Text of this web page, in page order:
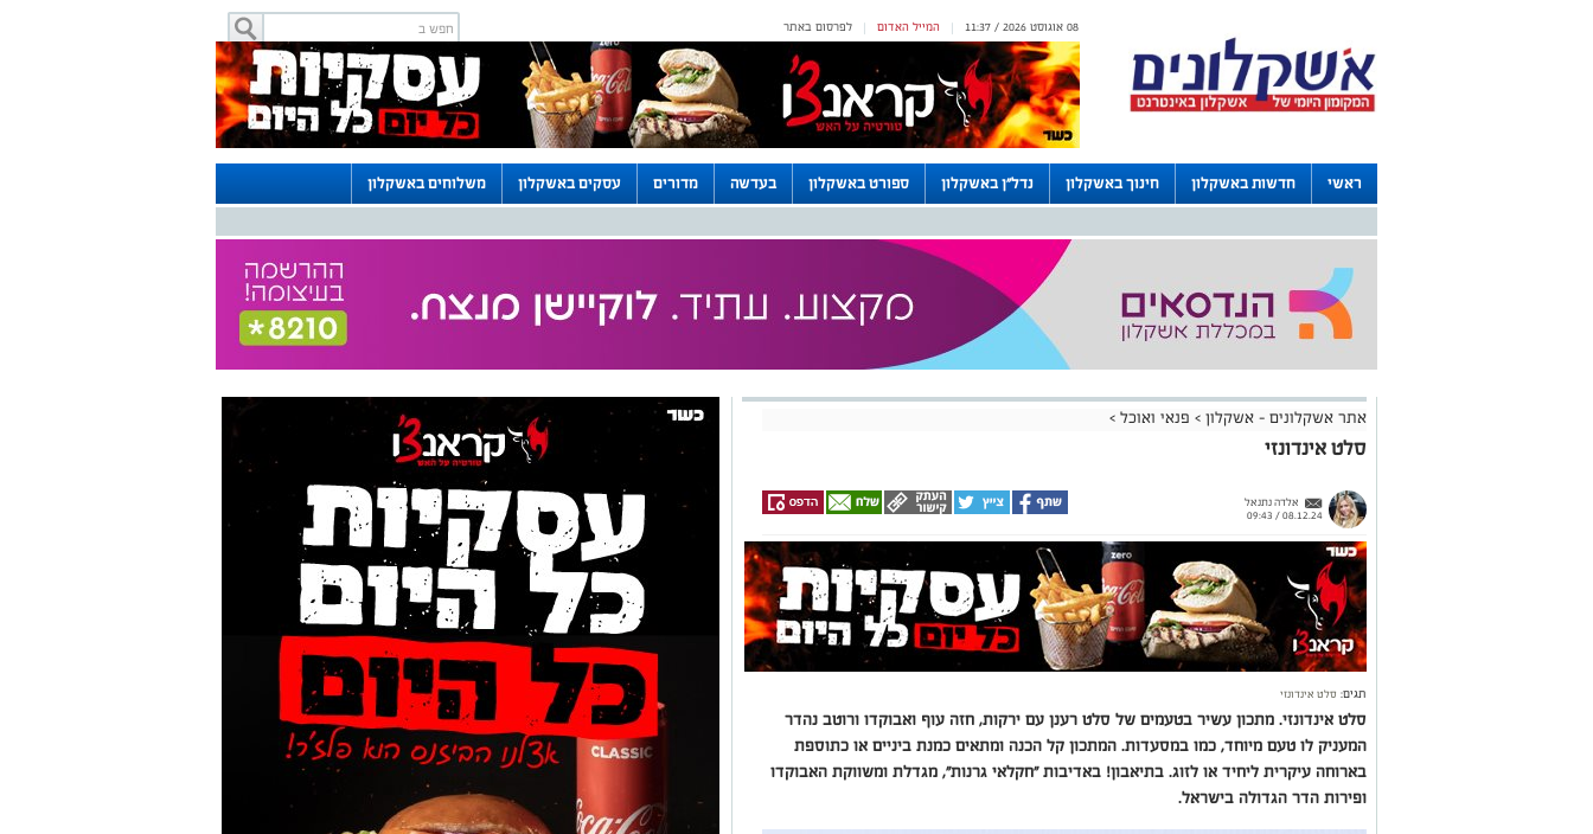
לפרסום באתר | המייל האדום | 08 אוגוסט 2026 / 11:37
ראשי חדשות באשקלון חינוך באשקלון נדל"ן באשקלון ספורט באשקלון בעדשה מדורים עסקים באשקלון משלוחים באשקלון
אתר אשקלונים - אשקלון > פנאי ואוכל >
סלט אינדונזי
אלדה נתנאל
08.12.24 / 09:43
תגים: סלט אינדונזי
סלט אינדונזי. מתכון עשיר בטעמים של סלט רענן עם ירקות, חזה עוף ואבוקדו ורוטב נהדר
המעניק לו טעם מיוחד, כמו במסעדות. המתכון קל הכנה ומתאים כמנת ביניים או כתוספת
בארוחה עיקרית ליחיד או לזוג. בתיאבון! באדיבות "חקלאי גרנות", מגדלת ומשווקת האבוקדו
ופירות הדר הגדולה בישראל.